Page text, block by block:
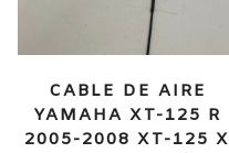
CABLE DE AIRE
YAMAHA XT-125 R
2005-2008 XT-125 X